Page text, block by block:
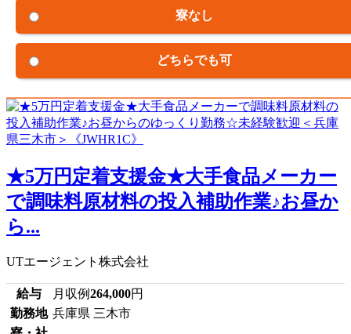
寮なし
どちらでも可
★5万円定着支援金★大手食品メーカー
で調味料原材料の投入補助作業♪お昼か
ら...
UTエージェント株式会社
給与 月収例264,000円
勤務地 兵庫県 三木市